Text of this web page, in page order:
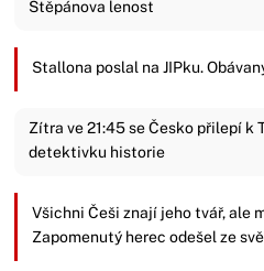
Štěpánova lenost
Stallona poslal na JIPku.
Zítra ve 21:45 se Česko přilepí k
detektivku historie
Všichni Češi znají jeho tvář, ale
Zapomenutý herec odešel ze